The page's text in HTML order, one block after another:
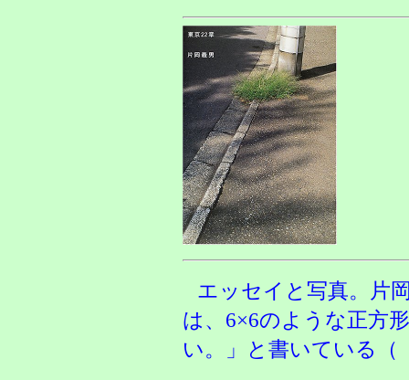
エッセイと写真。片
は、6×6のような正方
い。」と書いている（